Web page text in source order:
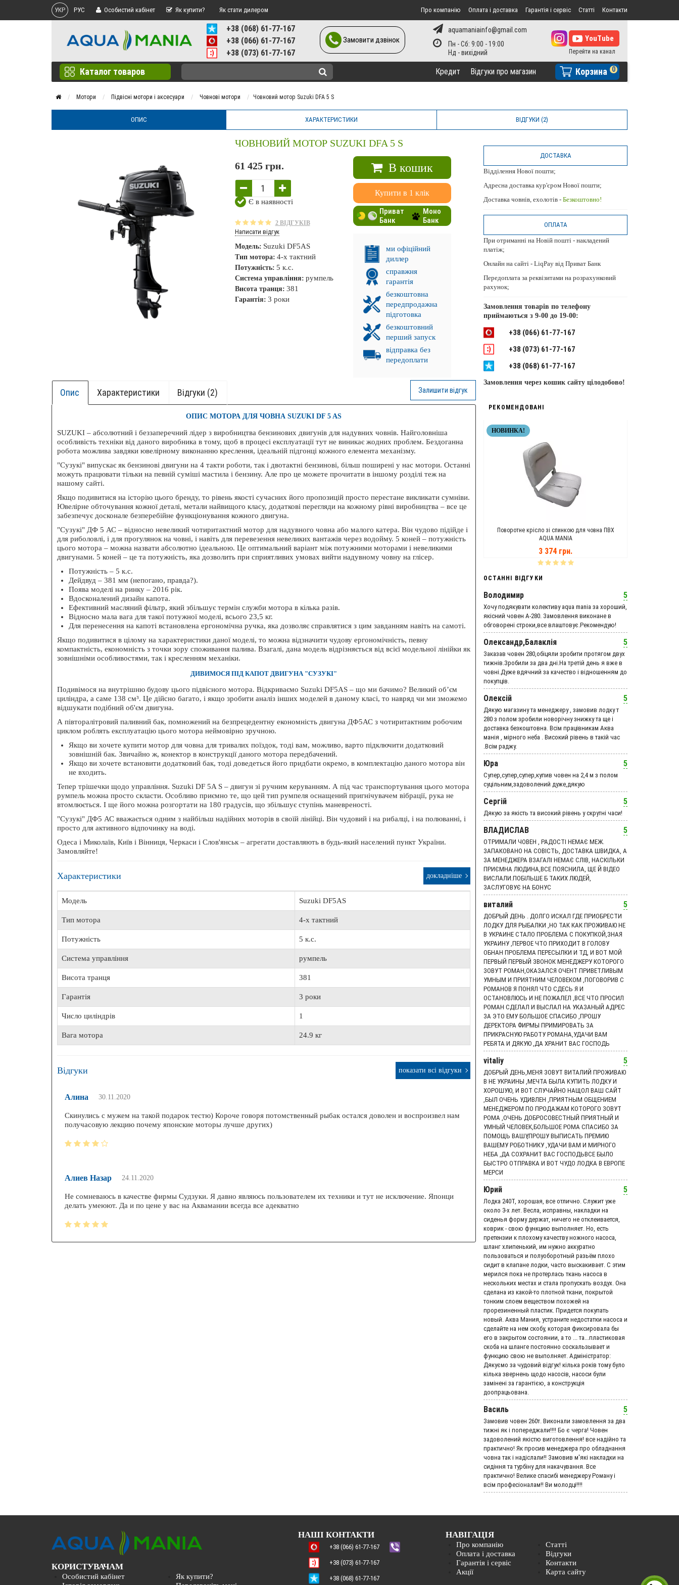
УКР РУС Особистий кабінет Як купити? Як стати дилером Про компанію Оплата і доставка Гарантія і сервіс Статті Контакти
+38 (068) 61-77-167
+38 (066) 61-77-167
+38 (073) 61-77-167
Замовити дзвінок
aquamaniainfo@gmail.com
Пн - Сб: 9:00 - 19:00
Корзина 0
Кредит Відгуки про магазин
Каталог товаров
Мотори Підвісні мотори і аксесуари Човнові мотори Човновий мотор Suzuki DFA 5 S
ОПИС ХАРАКТЕРИСТИКИ ВІДГУКИ (2)
ЧОВНОВИЙ МОТОР SUZUKI DFA 5 S
61 425 грн.
Є в наявності
2 ВІДГУКІВ
Написати відгук
Модель: Suzuki DF5AS
Тип мотора: 4-х тактний
Потужність: 5 к.с.
Система управління: румпель
Висота транця: 381
Гарантія: 3 роки
В кошик
Купити в 1 клік
Приват
Банк
Моно
Банк
ми офіційний
диллер
справжня
гарантія
безкоштовна
передпродажна
підготовка
безкоштовний
перший запуск
відправка без
передоплати
Залишити відгук
Опис Характеристики Відгуки (2)
ОПИС МОТОРА ДЛЯ ЧОВНА SUZUKI DF 5 AS
SUZUKI – абсолютний і беззаперечний лідер з виробництва бензинових двигунів для надувних човнів. Найголовніша
особливість техніки від даного виробника в тому, щоб в процесі експлуатації тут не виникає жодних проблем. Бездоганна
робота можлива завдяки ювелірному виконанню креслення, ідеальній підгонці кожного елемента механізму.
"Сузукі" випускає як бензинові двигуни на 4 такти роботи, так і двотактні бензинові, більш поширені у нас мотори. Останні
можуть працювати тільки на певній суміші мастила і бензину. Але про це можете прочитати в іншому розділі теж на
нашому сайті.
Якщо подивитися на історію цього бренду, то рівень якості сучасних його пропозицій просто перестане викликати сумніви.
Ювелірне обточування кожної деталі, метали найвищого класу, додаткові перегляди на кожному рівні виробництва – все це
забезпечує досконале безперебійне функціонування кожного двигуна.
"Сузукі" ДФ 5 АС – відносно невеликий чотиритактний мотор для надувного човна або малого катера. Він чудово підійде і
для риболовлі, і для прогулянок на човні, і навіть для перевезення невеликих вантажів через водойму. 5 коней – потужність
цього мотора – можна назвати абсолютно ідеальною. Це оптимальний варіант між потужними моторами і невеликими
двигунами. 5 коней – це та потужність, яка дозволить при сприятливих умовах вийти надувному човну на глісер.
Потужність – 5 к.с.
Дейдвуд – 381 мм (непогано, правда?).
Поява моделі на ринку – 2016 рік.
Вдосконалений дизайн капота.
Ефективний масляний фільтр, який збільшує термін служби мотора в кілька разів.
Відносно мала вага для такої потужної моделі, всього 23,5 кг.
Для перенесення на капоті встановлена ​​ергономічна ручка, яка дозволяє справлятися з цим завданням навіть на самоті.
Якщо подивитися в цілому на характеристики даної моделі, то можна відзначити чудову ергономічність, певну
компактність, економність з точки зору споживання палива. Взагалі, дана модель відрізняється від всієї модельної лінійки як
зовнішніми особливостями, так і кресленням механіки.
ДИВИМОСЯ ПІД КАПОТ ДВИГУНА "СУЗУКІ"
Подивімося на внутрішню будову цього підвісного мотора. Відкриваємо Suzuki DF5AS – що ми бачимо? Великий об’єм
циліндра, а саме 138 см³. Це дійсно багато, і якщо зробити аналіз інших моделей в даному класі, то навряд чи ми зможемо
відшукати подібний об'єм двигуна.
А півторалітровий паливний бак, помножений на безпрецедентну економність двигуна ДФ5АС з чотиритактним робочим
циклом роблять експлуатацію цього мотора неймовірно зручною.
Якщо ви хочете купити мотор для човна для тривалих поїздок, тоді вам, можливо, варто підключити додатковий
зовнішній бак. Звичайно ж, конектор в конструкції даного мотора передбачений.
Якщо ви хочете встановити додатковий бак, тоді доведеться його придбати окремо, в комплектацію даного мотора він
не входить.
Тепер трішечки щодо управління. Suzuki DF 5A S – двигун зі ручним керуванням. А під час транспортування цього мотора
румпель можна просто скласти. Особливо приємно те, що цей тип румпеля оснащений пригнічувачем вібрації, рука не
втомлюється. І ще його можна розгортати на 180 градусів, що збільшує ступінь маневреності.
"Сузукі" ДФ5 АС вважається одним з найбільш надійних моторів в своїй лінійці. Він чудовий і на рибалці, і на полюванні, і
просто для активного відпочинку на воді.
Одеса і Миколаїв, Київ і Вінниця, Черкаси і Слов'янськ – агрегати доставляють в будь-який населений пункт України.
Замовляйте!
Характеристики докладніше
Модель Suzuki DF5AS
Тип мотора 4-х тактний
Потужність 5 к.с.
Система управління румпель
Висота транця 381
Гарантія 3 роки
Число циліндрів 1
Вага мотора 24.9 кг
Відгуки показати всі відгуки
Алина 30.11.2020
Скинулись с мужем на такой подарок тестю) Короче говоря потомственный рыбак остался доволен и воспроизвел нам
получасовую лекцию почему японские моторы лучше других)
Алиев Назар 24.11.2020
Не сомневаюсь в качестве фирмы Судзуки. Я давно являюсь пользователем их техники и тут не исключение. Японци
делать умеюют. Да и по цене у вас на Аквамании всегда все адекватно
ДОСТАВКА
Відділення Нової пошти;
Адресна доставка кур'єром Нової пошти;
Доставка човнів, ехолотів - Безкоштовно!
ОПЛАТА
При отриманні на Новій пошті - накладений
платіж;
Онлайн на сайті - LiqPay від Приват Банк
Передоплата за реквізитами на розрахунковий
рахунок;
Замовлення товарів по телефону
приймаються з 9-00 до 19-00:
+38 (066) 61-77-167
+38 (073) 61-77-167
+38 (068) 61-77-167
Замовлення через кошик сайту цілодобово!
РЕКОМЕНДОВАНІ
+ БОК. ПРОМІНЬ!
НОВИНКА!
БЕЗКОШТОВНА ДОСТАВКА
Ехолот Lowrance Elite FS 9 с датчиком Active
Imaging 3-in-1
65 520 грн.
Транспортувальний Тент AQUA MANIA
АМК-360
2 734 грн.
НОВИНКА!
Поворотне крісло зі спинкою для човна ПВХ
AQUA MANIA
3 374 грн.
ОСТАННІ ВІДГУКИ
Володимир 5
Хочу подякувати колективу aqua mania за хороший,
якісний човен А-280. Замовлення виконане в
обговорені строки,все влаштовує.Рекомендую!
Олександр,Балаклія 5
Заказав човен 280,обіцяли зробити протягом двух
тижнів.Зробили за два дні.На третій день я вже в
човні.Дуже вдячний за качество і відношенням до
покупців.
Олексій 5
Дякую магазину та менеджеру , замовив лодку т
280 з полом зробили новорічну знижку та ще і
доставка безкоштовна. Всім працівникам Аква
манія , мірного неба . Високий рівень в такій час
.Всім раджу.
Юра 5
Супер,супер,супер,купив човен на 2,4 м з полом
суцільним,задоволений дуже,дякую
Сергій 5
Дякую за якість та високий рівень у скрутні часи!
ВЛАДИСЛАВ 5
ОТРИМАЛИ ЧОВЕН , РАДОСТІ НЕМАЄ МЕЖ.
ЗАПАКОВАНО НА СОВІСТЬ, ДОСТАВКА ШВИДКА, А
ЗА МЕНЕДЖЕРА ВЗАГАЛІ НЕМАЄ СЛІВ, НАСКІЛЬКИ
ПРИЄМНА ЛЮДИНА,ВСЕ ПОЯСНИЛА, ЩЕ Й ВІДЕО
ВИСЛАЛИ.ПОБІЛЬШЕ Б ТАКИХ ЛЮДЕЙ,
ЗАСЛУГОВУЄ НА БОНУС
виталий 5
ДОБРЫЙ ДЕНЬ . ДОЛГО ИСКАЛ ГДЕ ПРИОБРЕСТИ
ЛОДКУ ДЛЯ РЫБАЛКИ ,НО ТАК КАК ПРОЖИВАЮ НЕ
В УКРАИНЕ СТАЛО ПРОБЛЕМА С ПОКУПКОЙ,ЗНАЯ
УКРАИНУ ,ПЕРВОЕ ЧТО ПРИХОДИТ В ГОЛОВУ
ОБНАН ПРОБЛЕМА ПЕРЕСЫЛКИ И ТД, И ВОТ МОЙ
ПЕРВЫЙ ПЕРВЫЙ ЗВОНОК МЕНЕДЖЕРУ КОТОРОГО
ЗОВУТ РОМАН,ОКАЗАЛСЯ ОЧЕНТ ПРИВЕТЛИВЫМ
УМНЫМ И ПРИЯТНИМ ЧЕЛОВЕКОМ ,ПОГОВОРИВ С
РОМАНОВ Я ПОНЯЛ ЧТО СДЕСЬ Я И
ОСТАНОВЛЮСЬ И НЕ ПОЖАЛЕЛ ,ВСЕ ЧТО ПРОСИЛ
РОМАН СДЕЛАЛ И ВЫСЛАЛ НА УКАЗАНЫЙ АДРЕС
ЗА ЭТО ЕМУ БОЛЬШОЕ СПАСИБО ,ПРОШУ
ДЕРЕКТОРА ФИРМЫ ПРИМИРОВАТЬ ЗА
ПРИКРАСНУЮ РАБОТУ РОМАНА,УДАЧИ ВАМ
РЕБЯТА И ДЯКУЮ ,ДА ХРАНИТ ВАС ГОСПОДЬ
vitaliy 5
ДОБРЫЙ ДЕНЬ,МЕНЯ ЗОВУТ ВИТАЛИЙ ПРОЖИВАЮ
В НЕ УКРАИНЫ ,МЕЧТА БЫЛА КУПИТЬ ЛОДКУ И
ХОРОШУЮ, И ВОТ СЛУЧАЙНО НАЩОЛ ВАШ САЙТ
,БЫЛ ОЧЕНЬ УДИВЛЕН ,ПРИЯТНЫМ ОБЩЕНИЕМ
МЕНЕДЖЕРОМ ПО ПРОДАЖАМ КОТОРОГО ЗОВУТ
РОМА ,ОЧЕНЬ ДОБРОСОВЕСТНЫЙ ПРИЯТНЫЙ И
УМНЫЙ ЧЕЛОВЕК,БОЛЬШОЕ РОМА СПАСИБО ЗА
ПОМОЩЬ ВАШУ,ПРОШУ ВЫПИСАТЬ ПРЕМИЮ
ВАШЕМУ РОБОТНИКУ ,УДАЧИ ВАМ И МИРНОГО
НЕБА ,ДА СОХРАНИТ ВАС ГОСПОДЬВСЕ БЫЛО
БЫСТРО ОТПРАВКА И ВОТ ЧУДО ЛОДКА В ЕВРОПЕ
МЕРСИ
Юрий 5
Лодка 240Т, хорошая, все отлично. Служит уже
около 3-х лет. Весла, исправны, накладки на
сиденья форму держат, ничего не отклеивается,
коврик - свою функцию выполняет. Но, есть
претензии к плохому качеству ножного насоса,
шланг хлипенький, им нужно аккуратно
пользоваться и полуоборотный разьём плохо
сидит в клапане лодки, часто выскакивает. С этим
мерился пока не протерлась ткань насоса в
нескольких местах и стала пропускать воздух. Она
сделана из какой-то плотной ткани, покрытой
тонким слоем веществом похожей на
прорезиненный пластик. Придется покупать
новый. Аква Мания, устраните недостатки насоса и
сделайте на нем скобу, которая фиксировала бы
его в закрытом состоянии, а то ... та...пластиковая
скоба на шланге постоянно соскальзывает и
функцию свою не выполняет. Адмiнiстратор:
Дякуємо за чудовий вiдгук! кілька років тому було
кілька звернень щодо насосів, насоси були
замінені за гарантією, а конструкція
доопрацьована.
Василь 5
Замовив човен 260т. Виконали замовлення за два
тижні як і попереджали!!!! Бо є черга! Човен
задоволений якістю виготовлення! все надійно та
практично! Як просив менеджера про обладнання
човна так і надіслали!! Замовив м'які накладки на
сидіння та турбіну для накачування. Все
практично! Велике спасибі менеджеру Роману і
всім професіоналам!! Ви молодці!!!!
КОРИСТУВАЧАМ
Особистий кабінет
Як купити?
НАШІ КОНТАКТИ
+38 (066) 61-77-167
+38 (073) 61-77-167
+38 (068) 61-77-167
НАВІГАЦІЯ
Про компанію
Оплата і доставка
Гарантія і сервіс
Акції
Статті
Відгуки
Контакти
Карта сайту